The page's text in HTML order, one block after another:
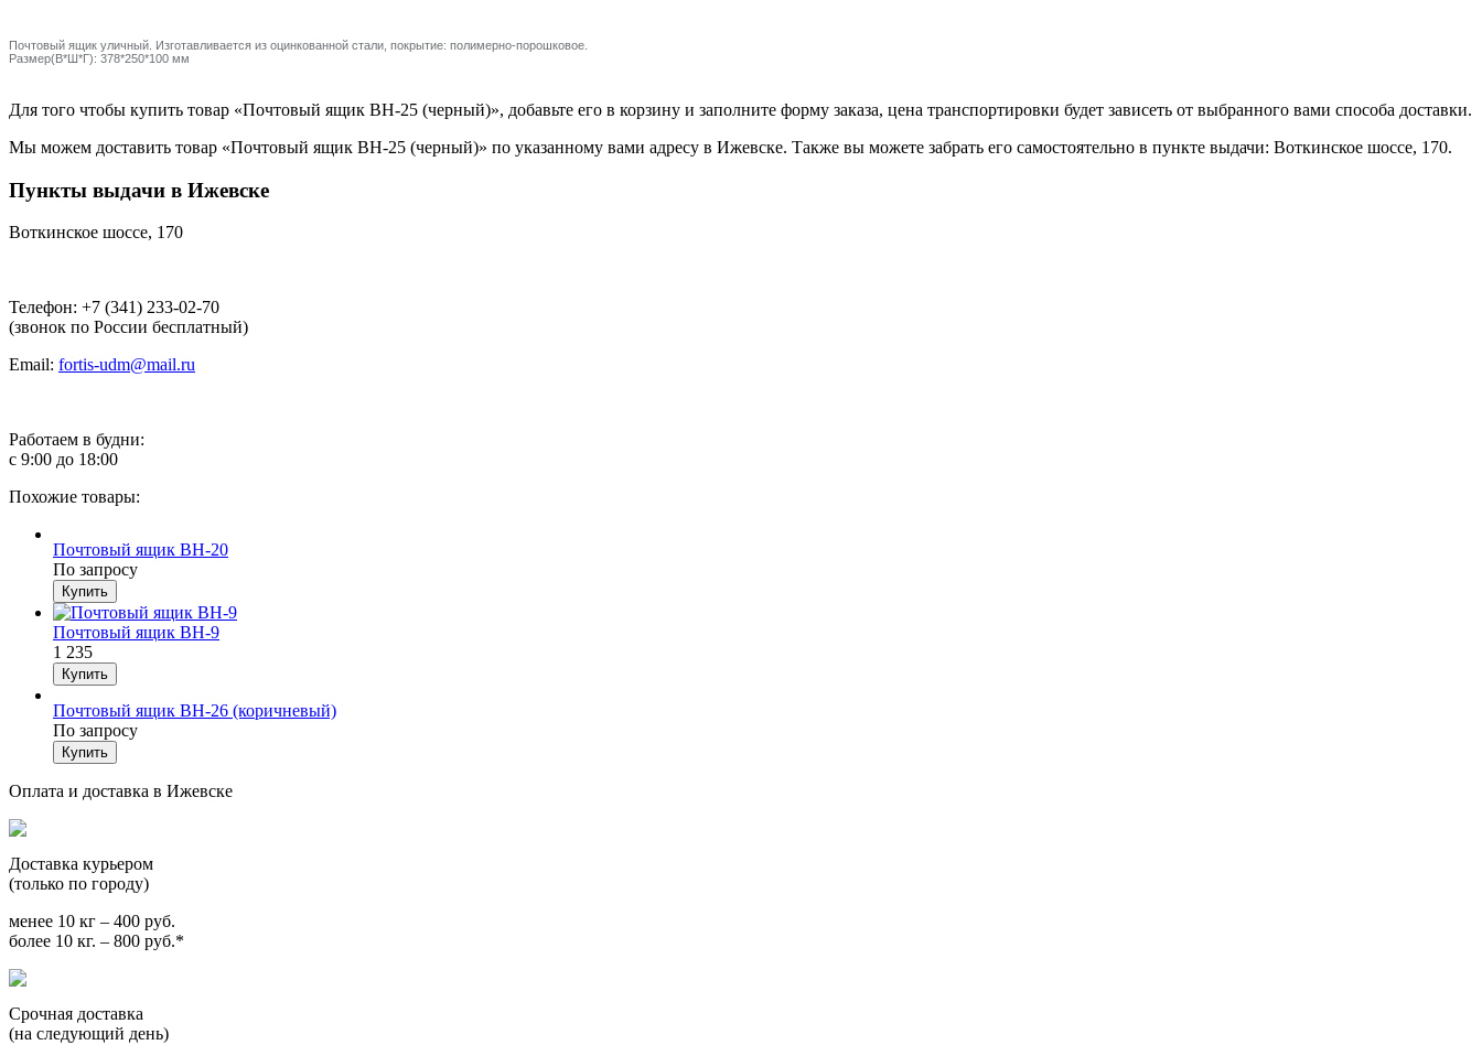
Почтовый ящик уличный. Изготавливается из оцинкованной стали, покрытие: полимерно-порошковое.
Размер(В*Ш*Г): 378*250*100 мм
Для того чтобы купить товар «Почтовый ящик ВН-25 (черный)», добавьте его в корзину и заполните форму заказа, цена транспортировки будет зависеть от выбранного вами способа доставки.
Мы можем доставить товар «Почтовый ящик ВН-25 (черный)» по указанному вами адресу в Ижевске. Также вы можете забрать его самостоятельно в пункте выдачи: Воткинское шоссе, 170.
Пункты выдачи в Ижевске
Воткинское шоссе, 170
Телефон: +7 (341) 233-02-70
(звонок по России бесплатный)
Email: fortis-udm@mail.ru
Работаем в будни:
с 9:00 до 18:00
Похожие товары:
Почтовый ящик ВН-20
По запросу
Почтовый ящик ВН-9
1 235
Почтовый ящик ВН-26 (коричневый)
По запросу
Оплата и доставка в Ижевске
Доставка курьером
(только по городу)
менее 10 кг – 400 руб.
более 10 кг. – 800 руб.*
Срочная доставка
(на следующий день)